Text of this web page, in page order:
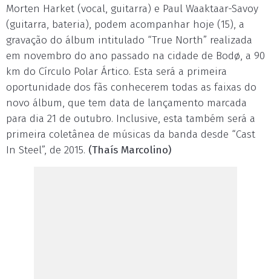
Morten Harket (vocal, guitarra) e Paul Waaktaar-Savoy
(guitarra, bateria), podem acompanhar hoje (15), a
gravação do álbum intitulado “True North” realizada
em novembro do ano passado na cidade de Bodø, a 90
km do Círculo Polar Ártico. Esta será a primeira
oportunidade dos fãs conhecerem todas as faixas do
novo álbum, que tem data de lançamento marcada
para dia 21 de outubro. Inclusive, esta também será a
primeira coletânea de músicas da banda desde “Cast
In Steel”, de 2015. (Thaís Marcolino)